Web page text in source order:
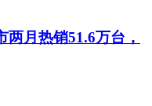
月热销51.6万台，